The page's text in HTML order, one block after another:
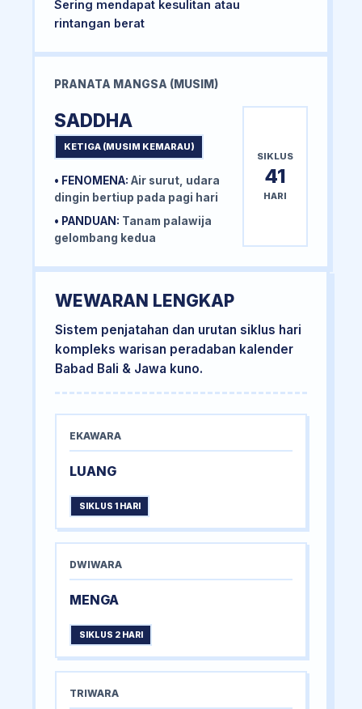
Sering mendapat kesulitan atau
rintangan berat
PRANATA MANGSA (MUSIM)
SADDHA
KETIGA (MUSIM KEMARAU)
• FENOMENA: Air surut, udara
dingin bertiup pada pagi hari
• PANDUAN: Tanam palawija
gelombang kedua
SIKLUS
41
HARI
WEWARAN LENGKAP
Sistem penjatahan dan urutan siklus hari
kompleks warisan peradaban kalender
Babad Bali & Jawa kuno.
EKAWARA
LUANG
SIKLUS 1 HARI
DWIWARA
MENGA
SIKLUS 2 HARI
TRIWARA